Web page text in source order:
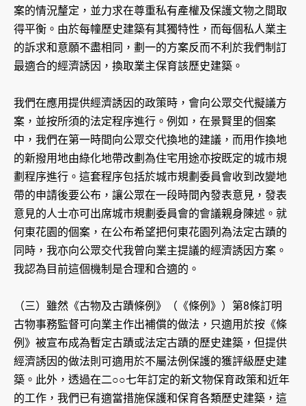
案的情況釐定，並力求在尊重私有產權及保護文物之間取
得平衡。由於每幢歷史建築有其獨特性，而每個私人業主
的訴求和意願不盡相同，劃一的方案反而不利於我們制訂
最適合的經濟誘因，換取業主保育該歷史建築。
我們在應用提供經濟誘因的政策時，會向公眾交代擬議方
案，並按所須的法定程序進行。例如，在景賢里的個案
中，我們在第一時間向公眾交代換地的建議，而用作換地
的新撥用地由綠化地帶改劃為住宅用途亦按既定的城市規
劃程序進行。這套程序包括於城市規劃委員會收到改變地
帶的申請後要公布，讓公眾在一段時間內發表意見，發表
意見的人士亦可出席城市規劃委員會的會議親身陳述。就
何東花園的個案，在公布希望把何東花園列為法定古蹟的
同時，我亦向公眾交代我曾向業主提議的經濟誘因方案。
我認為目前這個機制是合理和合適的。
（三）雖然《古物及古蹟條例》（《條例》）第8條訂明
古物事務監督可向業主作出補償的做法，只適用於按《條
例》被宣布成為暫定古蹟或法定古蹟的歷史建築，但提供
經濟誘因的做法則可適用於不屬法例保護的獲評級歷史建
築。此外，透過在二○○七年訂定的新文物保育政策和近年
的工作，我們已有適當措施保護和保育各類歷史建築，這